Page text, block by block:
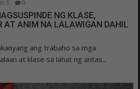
3 0
NG KLASE,
AT ANIM NA LALAWIGAN DAHIL
ang trabaho sa mga
at klase sa lahat ng antas...